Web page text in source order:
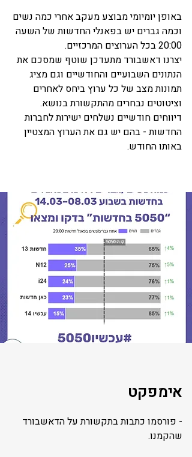
באופן יומיומי מבוצע מעקב אחרי כמה נשים
וכמה גברים יש בפאנלי החדשות של השעה
20:00 בכל הערוצים המרכזיים.
יצרנו דאשבורד מתעדכן שוטף שמסכם את
הנתונים השבועיים והחודשיים וגם מציג
תמונות מצב של כל ערוץ ביחס לאחרים
וציטוטים נבחרים מהתקשורת בנושא.
דיווחים חודשיים נשלחים ישירות לחברות
החדשות - בהם יש גם את הערוץ המצטיין
באותו החודש.
אימפקט
- פורסמו כתבות בתקשורת על הדאשבורד
שהקמנו.